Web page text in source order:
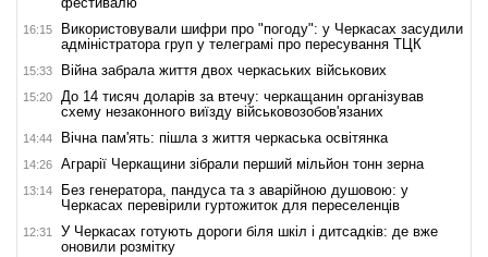
16:15
Використовували шифри про "погоду": у Черкасах засудили
адміністратора груп у телеграмі про пересування ТЦК
15:33 Війна забрала життя двох черкаських військових
15:20
До 14 тисяч доларів за втечу: черкащанин організував
схему незаконного виїзду військовозобов'язаних
14:44 Вічна пам'ять: пішла з життя черкаська освітянка
14:26 Аграрії Черкащини зібрали перший мільйон тонн зерна
13:14
Без генератора, пандуса та з аварійною душовою: у
Черкасах перевірили гуртожиток для переселенців
12:31
У Черкасах готують дороги біля шкіл і дитсадків: де вже
оновили розмітку